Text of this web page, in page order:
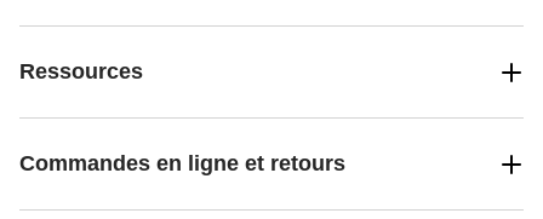
Ressources
Commandes en ligne et retours